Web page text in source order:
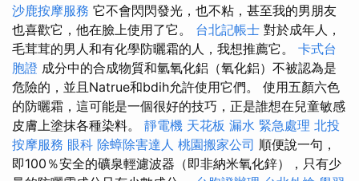
沙鹿按摩服務 它不會閃閃發光，也不粘，甚至我的男朋友
也喜歡它，他在臉上使用了它。 台北記帳士 對於成年人，
毛茸茸的男人和有化學防曬霜的人，我想推薦它。 卡式台
胞證 成分中的合成物質和氫氧化鋁（氧化鋁）不被認為是
危險的，並且Natrue和bdih允許使用它們。 使用五顏六色
的防曬霜，這可能是一個很好的技巧，正是誰想在兒童敏感
皮膚上塗抹各種染料。 靜電機 天花板 漏水 緊急處理 北投
按摩服務 眼科 除蟑除害達人 桃園搬家公司 順便說一句，
即100％安全的礦泉輕濾波器（即非納米氧化鋅），只有少